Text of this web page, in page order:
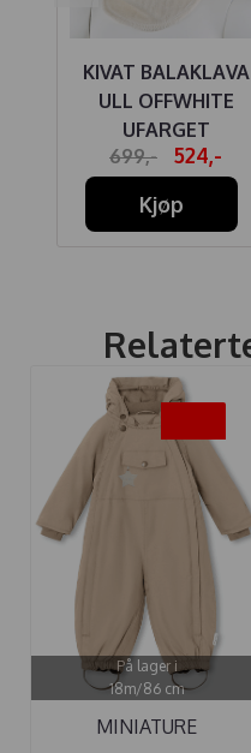
KIVAT BALAKLAVA
ULL OFFWHITE
UFARGET
699,-
524,-
Kjøp
På lager i
18m/86 cm
MINIATURE